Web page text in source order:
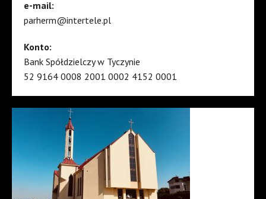
e-mail:
parherm@intertele.pl
Konto:
Bank Spółdzielczy w Tyczynie
52 9164 0008 2001 0002 4152 0001